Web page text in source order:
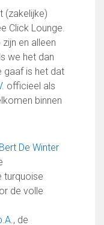
(zakelijke)
Click Lounge.
en alleen
we het dan
gaaf is het dat
officieel als
binnen
Bert De Winter
turquoise
de volle
, de